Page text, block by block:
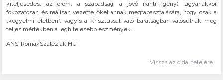
kiteljesedés, az öröm, a szabadság, a jövő iránti igény), ugyanakkor
fokozatosan és reálisan vezette őket annak megtapasztalására, hogy csak a
„kegyelmi életben”, vagyis a Krisztussal való barátságban valósulnak meg
teljes mértékben a leghitelesebb eszmények.
ANS-Róma/Szaléziak.HU
Vissza az oldal tetejére